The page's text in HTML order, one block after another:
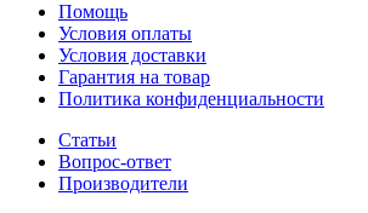
Помощь
Условия оплаты
Условия доставки
Гарантия на товар
Политика конфиденциальности
Статьи
Вопрос-ответ
Производители